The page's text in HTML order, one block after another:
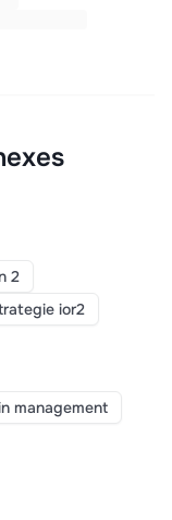
2
ior2
management